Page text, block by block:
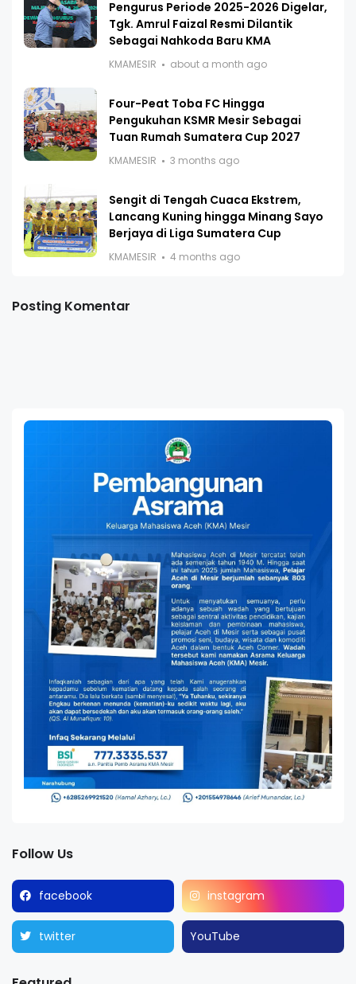
Pengurus Periode 2025-2026 Digelar,
Tgk. Amrul Faizal Resmi Dilantik
Sebagai Nahkoda Baru KMA
KMAMESIR about a month ago
Four-Peat Toba FC Hingga
Pengukuhan KSMR Mesir Sebagai
Tuan Rumah Sumatera Cup 2027
KMAMESIR 3 months ago
Sengit di Tengah Cuaca Ekstrem,
Lancang Kuning hingga Minang Sayo
Berjaya di Liga Sumatera Cup
KMAMESIR 4 months ago
Posting Komentar
Follow Us
facebook instagram
twitter YouTube